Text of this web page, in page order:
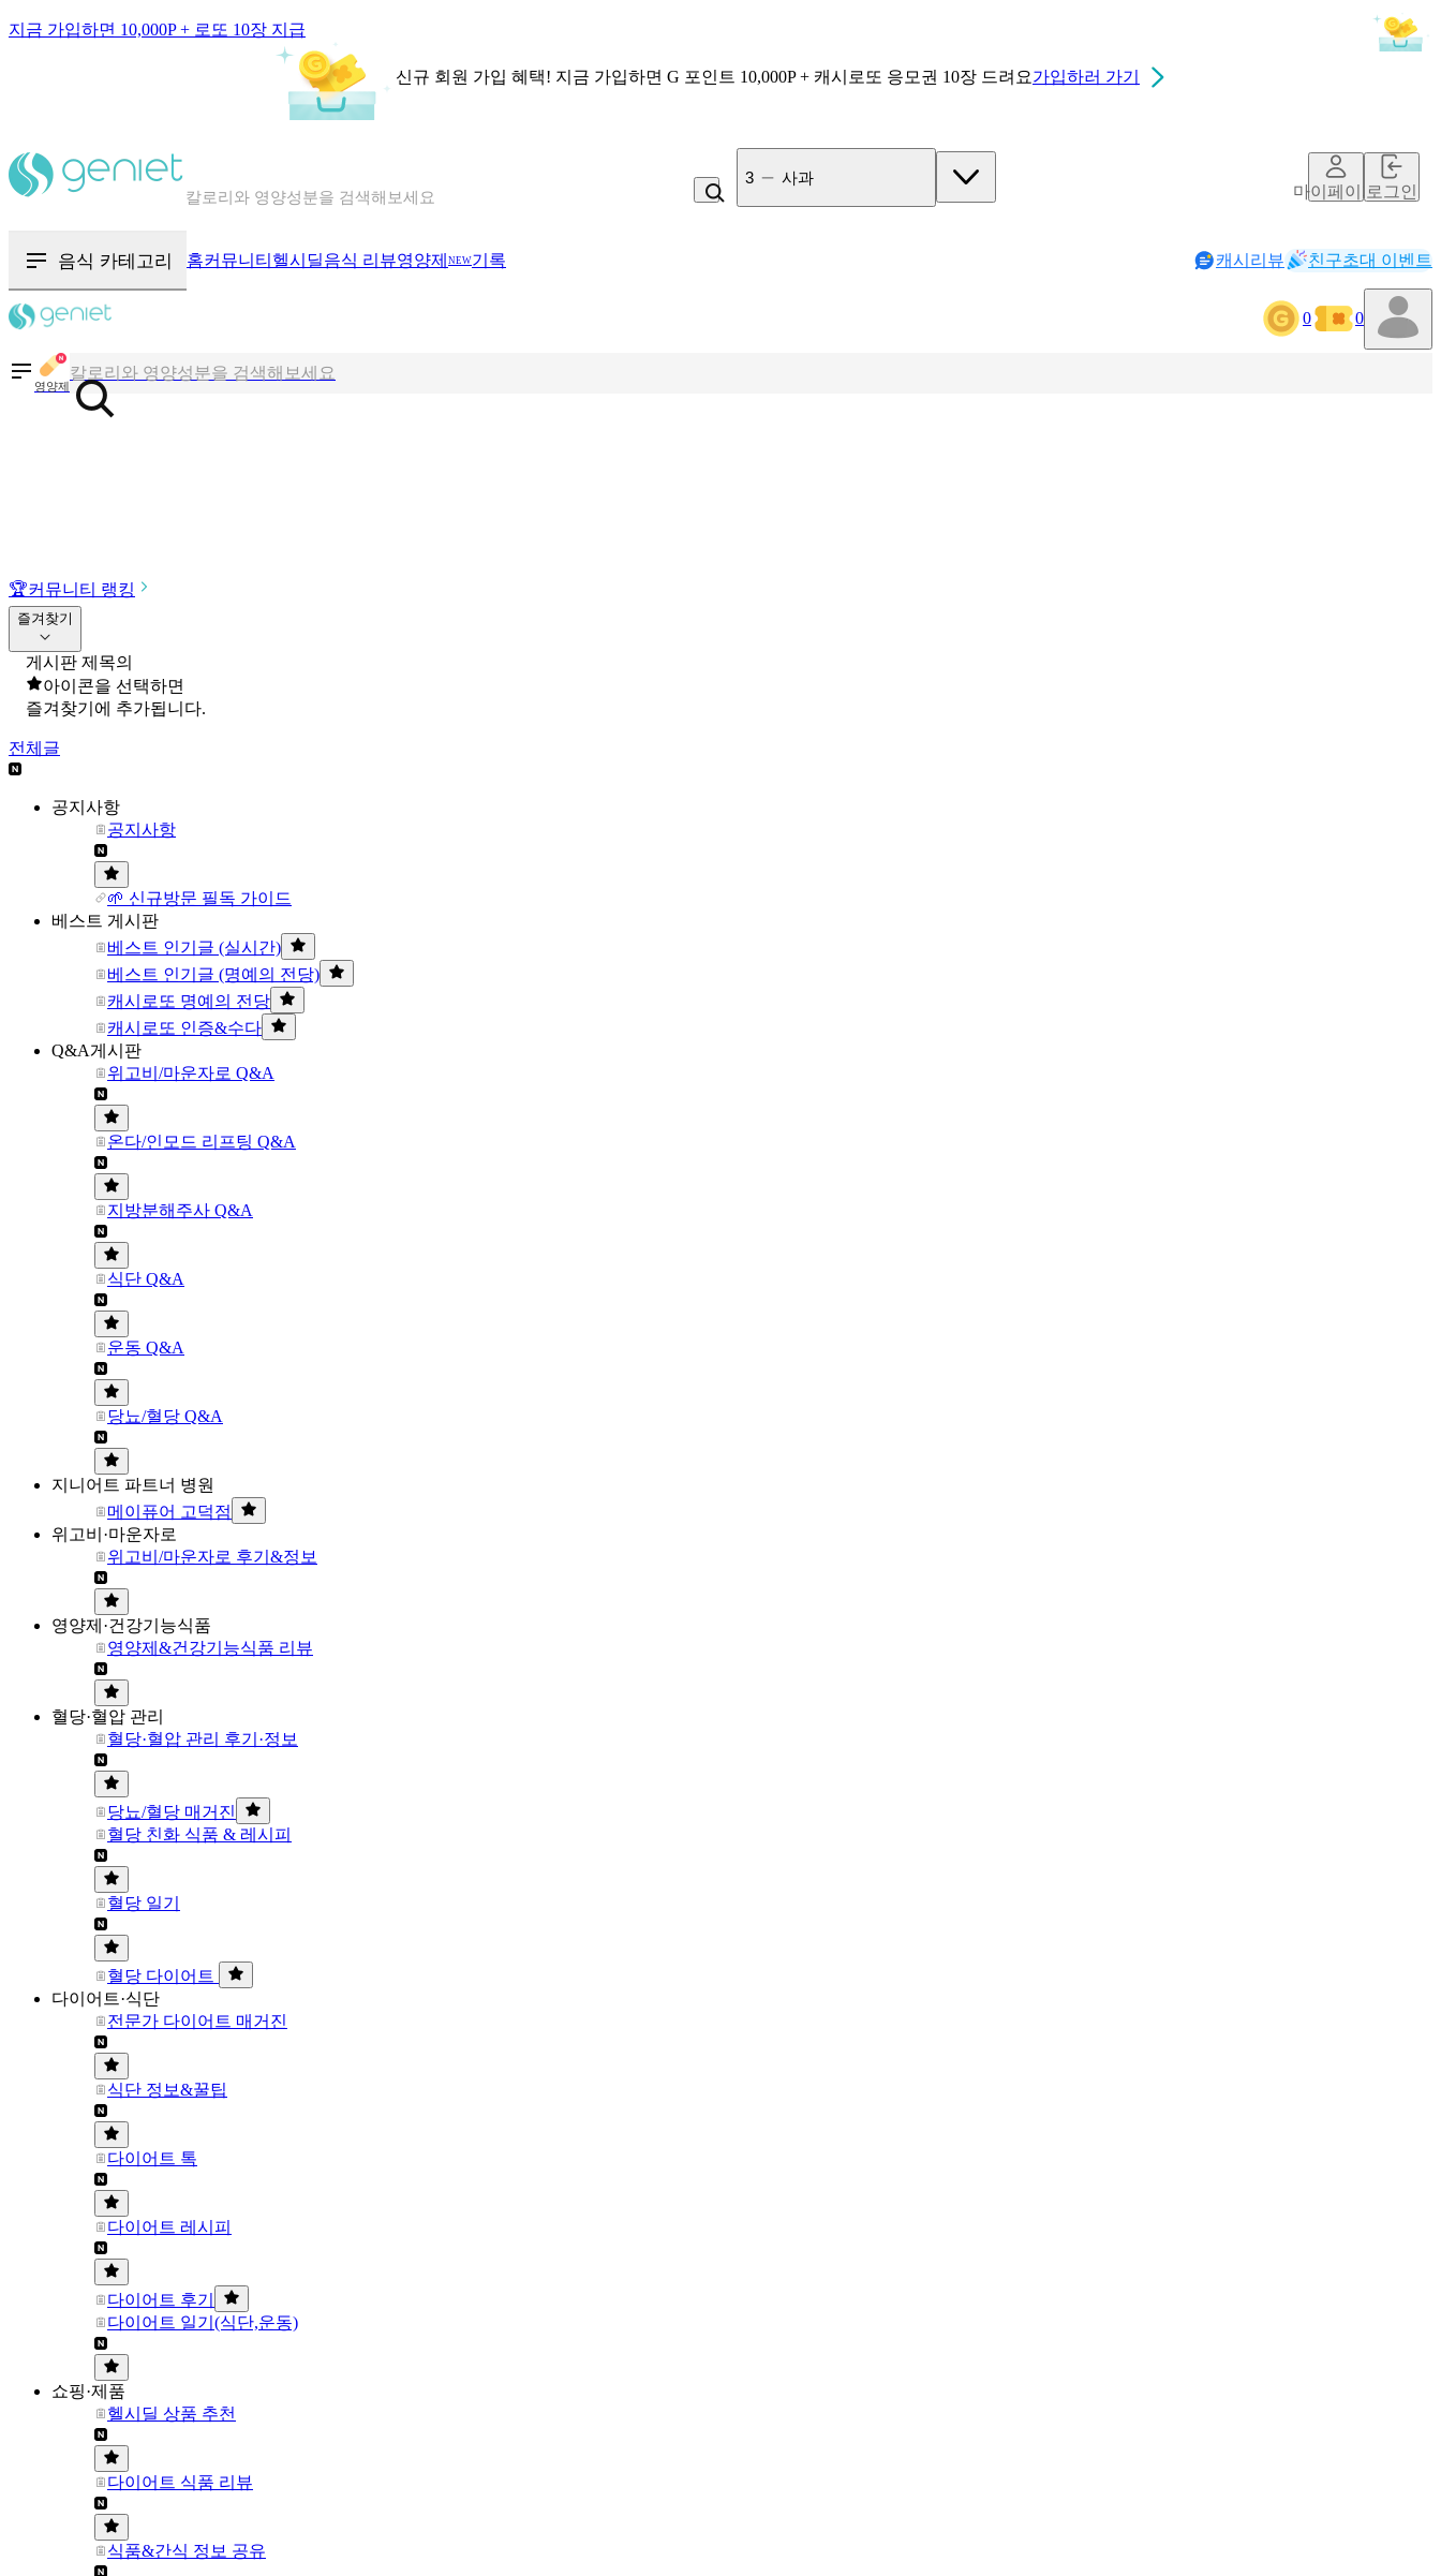
지금 가입하면 10,000P + 로또 10장 지급
신규 회원 가입 혜택! 지금 가입하면 G 포인트 10,000P + 캐시로또 응모권 10장 드려요가입하러 가기
칼로리와 영양성분을 검색해보세요
4 김치
마이페이지로그인
음식 카테고리 홈커뮤니티 헬시딜음식 리뷰영양제 NEW기록 캐시리뷰 친구초대 이벤트
0 0
영양제
칼로리와 영양성분을 검색해보세요
혈당 · 다이어트 음식 검색해보세요
🏆커뮤니티 랭킹
즐겨찾기
게시판 제목의
아이콘을 선택하면
즐겨찾기에 추가됩니다.
전체글
공지사항
공지사항
🌱 신규방문 필독 가이드
베스트 게시판
베스트 인기글 (실시간)
베스트 인기글 (명예의 전당)
캐시로또 명예의 전당
캐시로또 인증&수다
Q&A게시판
위고비/마운자로 Q&A
온다/인모드 리프팅 Q&A
지방분해주사 Q&A
식단 Q&A
운동 Q&A
당뇨/혈당 Q&A
지니어트 파트너 병원
메이퓨어 고덕점
위고비·마운자로
위고비/마운자로 후기&정보
영양제·건강기능식품
영양제&건강기능식품 리뷰
혈당·혈압 관리
혈당·혈압 관리 후기·정보
당뇨/혈당 매거진
혈당 친화 식품 & 레시피
혈당 일기
혈당 다이어트
다이어트·식단
전문가 다이어트 매거진
식단 정보&꿀팁
다이어트 톡
다이어트 레시피
다이어트 후기
다이어트 일기(식단,운동)
쇼핑·제품
헬시딜 상품 추천
다이어트 식품 리뷰
식품&간식 정보 공유